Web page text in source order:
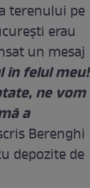
terenului pe
erau
un mesaj
în felul meu!
ne vom
a
Berenghi
depozite de